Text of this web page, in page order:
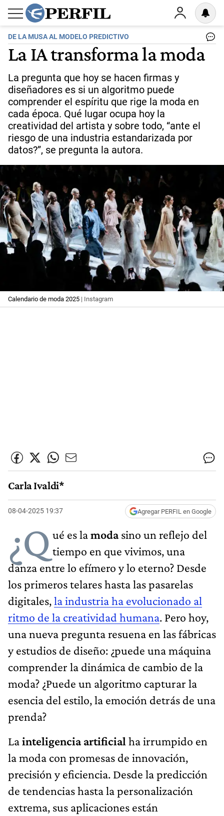
DE LA MUSA AL MODELO PREDICTIVO
La IA transforma la moda
La pregunta que hoy se hacen firmas y
diseñadores es si un algoritmo puede
comprender el espíritu que rige la moda en
cada época. Qué lugar ocupa hoy la
creatividad del artista y sobre todo, “ante el
riesgo de una industria estandarizada por
datos?”, se pregunta la autora.
Calendario de moda 2025 | Instagram
Carla Ivaldi*
08-04-2025 19:37 Agregar PERFIL en Google
¿Q ué es lamodasino un reflejo del
tiempo en que vivimos, una
danza entre lo efímero y lo eterno? Desde
los primeros telares hasta las pasarelas
digitales,la industria ha evolucionado al
ritmo de la creatividad humana. Pero hoy,
una nueva pregunta resuena en las fábricas
y estudios de diseño: ¿puede una máquina
comprender la dinámica de cambio de la
moda? ¿Puede un algoritmo capturar la
esencia del estilo, la emoción detrás de una
prenda?
Lainteligencia artificial ha irrumpido en
la moda con promesas de innovación,
precisión y eficiencia. Desde la predicción
de tendencias hasta la personalización
extrema, sus aplicaciones están